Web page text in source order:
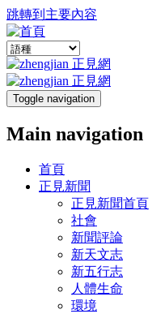
跳轉到主要內容
Toggle navigation
Main navigation
首頁
正見新聞
正見新聞首頁
社會
新聞評論
新天文志
新五行志
人體生命
環境